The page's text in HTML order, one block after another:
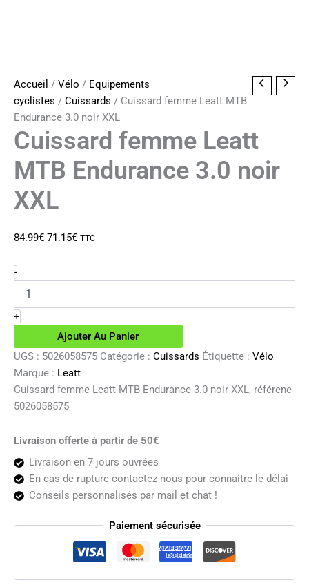
Accueil / Vélo / Equipements
cyclistes / Cuissards / Cuissard femme Leatt MTB
Endurance 3.0 noir XXL
Cuissard femme Leatt
MTB Endurance 3.0 noir
XXL
84.99€ Le
71.15€Le
TTC
-quantité
de
Cuissard
femme
Leatt
Endurance
3.0
XXL
+
Ajouter Au Panier
UGS : 5026058575 Catégorie : Cuissards Étiquette : Vélo
Marque : Leatt
Cuissard femme Leatt MTB Endurance 3.0 noir XXL, référene
5026058575
Livraison offerte à partir de 50€
Livraison en 7 jours ouvrées
En cas de rupture contactez-nous pour connaitre le délai
Conseils personnalisés par mail et chat !
Paiement sécurisée